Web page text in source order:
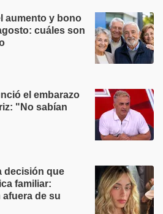
aumento y bono
cuáles son
el embarazo
"No sabían
decisión que
familiar:
de su